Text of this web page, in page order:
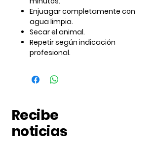
Enjuagar completamente con
agua limpia.
Secar el animal.
Repetir según indicación
profesional.
Recibe
noticias